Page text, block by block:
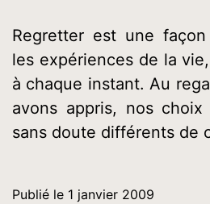
Regretter est une
les expériences de la
à chaque instant. Au
avons appris, nos choix
sans doute différents de
Publié le 1 janvier 2009